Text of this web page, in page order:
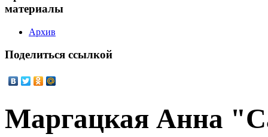
материалы
Архив
Поделиться ссылкой
Маргацкая Анна